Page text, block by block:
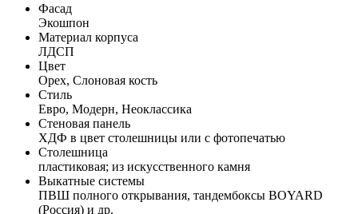
Фасад
Экошпон
Материал корпуса
ЛДСП
Цвет
Орех, Слоновая кость
Стиль
Евро, Модерн, Неоклассика
Стеновая панель
ХДФ в цвет столешницы или с фотопечатью
Столешница
пластиковая; из искусственного камня
Выкатные системы
ПВШ полного открывания, тандембоксы BOYARD
(Россия) и др.